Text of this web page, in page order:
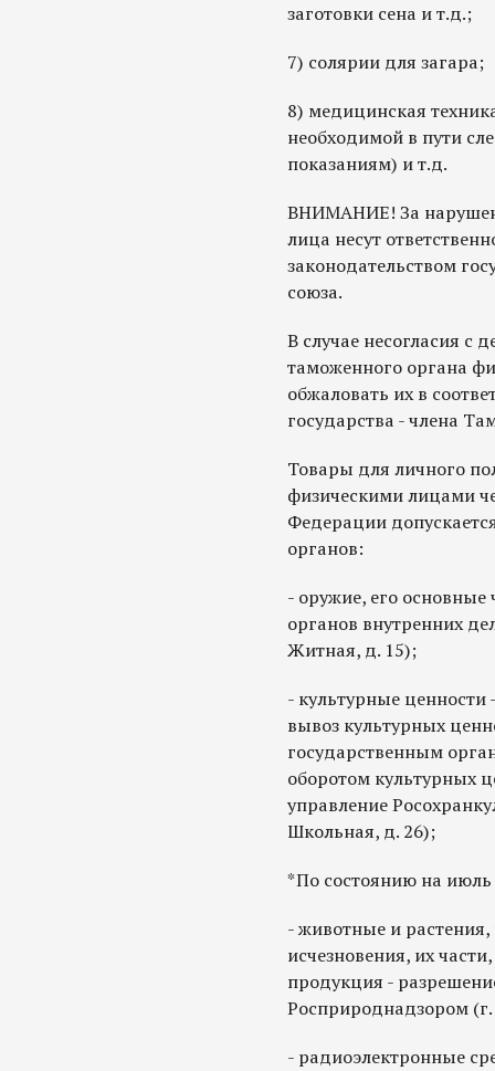
заготовки сена и т.д.;
7) солярии для загара;
8) медицинская
необходимой в пути
показаниям) и т.д.
ВНИМАНИЕ! За
лица несут
законодательством
союза.
В случае несогласия с
таможенного органа
обжаловать их в
государства - члена
Товары для личного
физическими лицами
Федерации
органов:
- оружие, его
органов внутренних
Житная, д. 15);
- культурные
вывоз культурных
государственным
оборотом культурных
управление
Школьная, д. 26);
*По состоянию на июль
- животные и
исчезновения, их
продукция -
Росприроднадзором (г.
- радиоэлектронные